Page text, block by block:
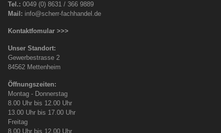
Tel.: 0049 (0) 8631 / 366 9889
Mail: info@scherr-fachhandel.de
Kontaktfomular >>>
Unser Standort:
Gewerbestrasse 2
84562 Mettenheim
Öffnungszeiten:
Montag - Donnerstag
8.00 Uhr bis 12.00 Uhr
13.00 Uhr bis 17.00 Uhr
Freitag
8.00 Uhr bis 12.00 Uhr